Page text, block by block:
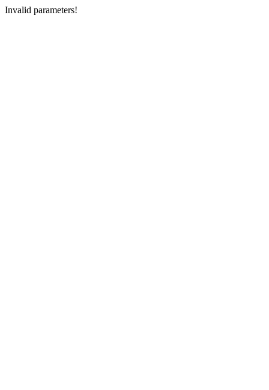
Invalid parameters!